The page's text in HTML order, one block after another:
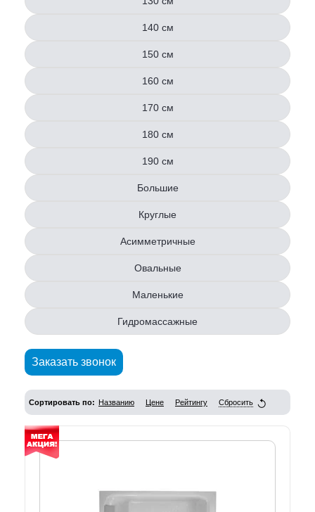
140 см
150 см
160 см
170 см
180 см
190 см
Большие
Круглые
Асимметричные
Овальные
Маленькие
Гидромассажные
Заказать звонок
Сортировать по: Названию Цене Рейтингу Сбросить